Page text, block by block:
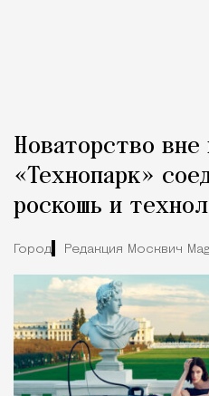
Новаторство вне
«Технопарк»
роскошь и
Город Редакция Москвич